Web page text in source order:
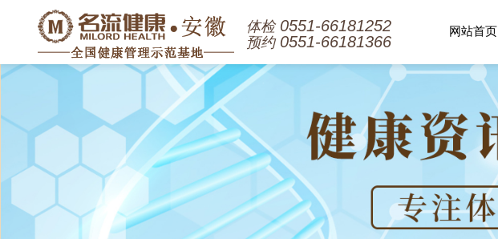
体检0551-66181252
预约0551-66181366
网站首页